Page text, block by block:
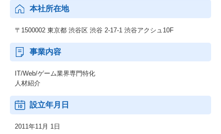
本社所在地
〒1500002 東京都 渋谷区 渋谷 2-17-1 渋谷アクシュ10F
事業内容
IT/Web/ゲーム業界専門特化
人材紹介
設立年月日
2011年11月 1日